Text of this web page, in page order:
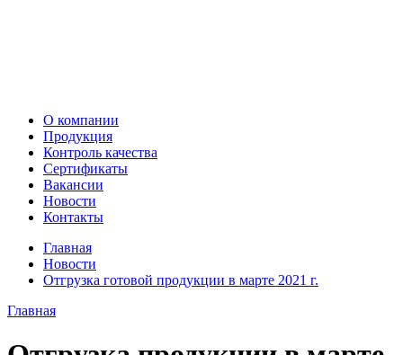
О компании
Продукция
Контроль качества
Сертификаты
Вакансии
Новости
Контакты
Главная
Новости
Отгрузка готовой продукции в марте 2021 г.
Главная